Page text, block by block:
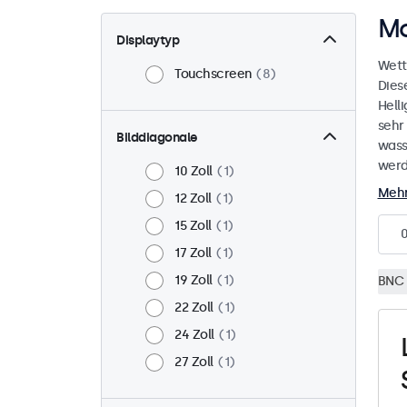
Displaytyp
Touchscreen 8
Bilddiagonale
10 Zoll
1
12 Zoll
1
15 Zoll
1
17 Zoll
1
19 Zoll
1
22 Zoll
1
24 Zoll
1
27 Zoll
1
sehr
0